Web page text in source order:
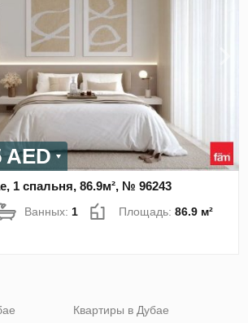
AED
1 спальня, 86.9м², № 96243
Ванных: 1 Площадь:86.9 м²
Квартиры в Дубае